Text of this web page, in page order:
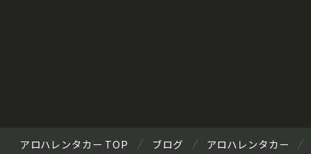
アロハレンタカー TOP ブログ アロハレンタカー